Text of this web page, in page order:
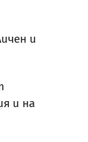
и
и на